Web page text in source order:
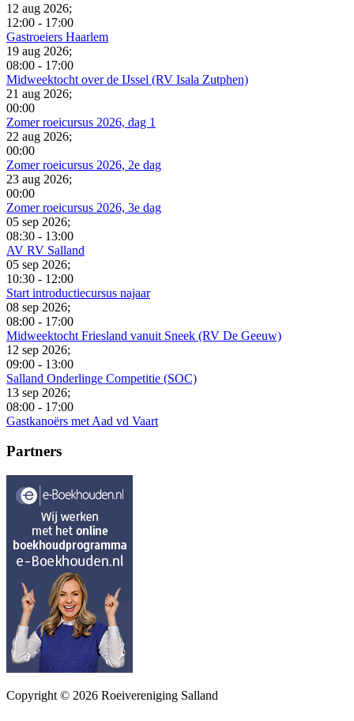
12 aug 2026;
12:00 - 17:00
Gastroeiers Haarlem
19 aug 2026;
08:00 - 17:00
Midweektocht over de IJssel (RV Isala Zutphen)
21 aug 2026;
00:00
Zomer roeicursus 2026, dag 1
22 aug 2026;
00:00
Zomer roeicursus 2026, 2e dag
23 aug 2026;
00:00
Zomer roeicursus 2026, 3e dag
05 sep 2026;
08:30 - 13:00
AV RV Salland
05 sep 2026;
10:30 - 12:00
Start introductiecursus najaar
08 sep 2026;
08:00 - 17:00
Midweektocht Friesland vanuit Sneek (RV De Geeuw)
12 sep 2026;
09:00 - 13:00
Salland Onderlinge Competitie (SOC)
13 sep 2026;
08:00 - 17:00
Gastkanoërs met Aad vd Vaart
Partners
Copyright © 2026 Roeivereniging Salland